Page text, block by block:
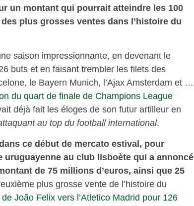
un montant qui pourrait atteindre les 100
plus grosses ventes dans l’histoire du
saison impressionnante, en devenant le
buts et en faisant trembler les filets des
le Bayern Munich, l’Ajax Amsterdam et …
du quart de finale de Champions League
déjà fait les éloges de son futur artilleur en
au top du football international.
ce début de mercato estival, pour
au club lisboète qui a annoncé
de 75 millions d’euros, ainsi que 25
plus grosse vente de l’histoire du
João Felix vers l’Atletico Madrid pour 126